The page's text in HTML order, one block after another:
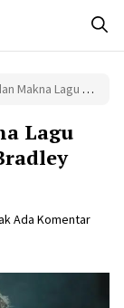
Lady Gaga & Bradley Cooper
Lagu
Ada Komentar